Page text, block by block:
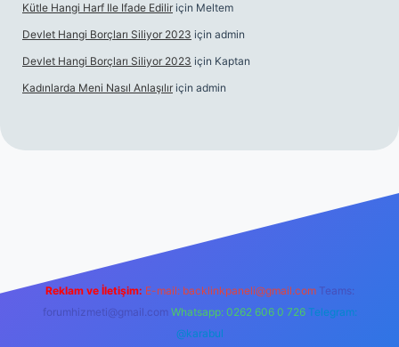
Kütle Hangi Harf Ile Ifade Edilir için Meltem
Devlet Hangi Borçları Siliyor 2023 için admin
Devlet Hangi Borçları Siliyor 2023 için Kaptan
Kadınlarda Meni Nasıl Anlaşılır için admin
Betexper giriş adresi
Reklam ve İletişim: E-mail: backlinkpaneli@gmail.com Teams:
forumhizmeti@gmail.com Whatsapp: 0262 606 0 726 Telegram:
@karabul